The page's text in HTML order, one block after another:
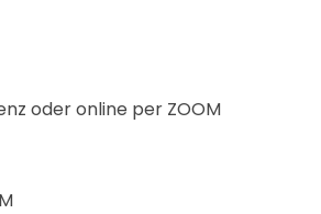
oder online per ZOOM